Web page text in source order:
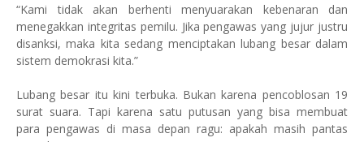
“Kami tidak akan berhenti menyuarakan kebenaran dan
menegakkan integritas pemilu. Jika pengawas yang jujur justru
disanksi, maka kita sedang menciptakan lubang besar dalam
sistem demokrasi kita.”
Lubang besar itu kini terbuka. Bukan karena pencoblosan 19
surat suara. Tapi karena satu putusan yang bisa membuat
para pengawas di masa depan ragu: apakah masih pantas